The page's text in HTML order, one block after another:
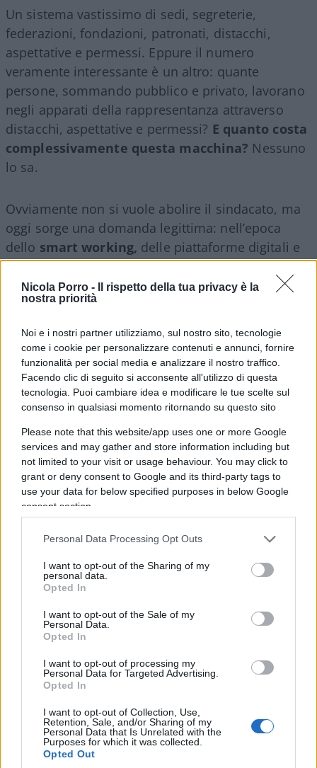
Nicola Porro -
Il rispetto della tua privacy è la
nostra priorità
Noi e i nostri partner utilizziamo, sul nostro sito, tecnologie
come i cookie per personalizzare contenuti e annunci, fornire
funzionalità per social media e analizzare il nostro traffico.
Facendo clic di seguito si acconsente all'utilizzo di questa
tecnologia. Puoi cambiare idea e modificare le tue scelte sul
consenso in qualsiasi momento ritornando su questo sito
Please note that this website/app uses one or more Google
services and may gather and store information including but
not limited to your visit or usage behaviour. You may click to
grant or deny consent to Google and its third-party tags to
use your data for below specified purposes in below Google
consent section.
Personal Data Processing Opt Outs
I want to opt-out of the Sharing of my
personal data.
Opted In
I want to opt-out of the Sale of my
Personal Data.
Opted In
I want to opt-out of processing my
Personal Data for Targeted Advertising.
Opted In
I want to opt-out of Collection, Use,
Retention, Sale, and/or Sharing of my
Personal Data that Is Unrelated with the
Purposes for which it was collected.
Opted Out
Un sistema vastissimo di sedi, segreterie,
federazioni, fondazioni, patronati, distacchi,
aspettative e permessi. Eppure il numero
veramente interessante è un altro: quante
persone, sommando pubblico e privato, lavorano
negli apparati della rappresentanza attraverso
distacchi, aspettative e permessi? E quanto costa
complessivamente questa macchina? Nessuno
lo sa.
Ovviamente non si vuole abolire il sindacato, ma
oggi sorge una domanda legittima: nell’epoca
dello smart working, delle piattaforme digitali e
di un mercato del lavoro completamente
trasformato, quanto dell’apparato costruito nel
Novecento serve ancora a rappresentare il
soprattutto l’apparato stesso?
È un interrogativo che potrebbe incuriosire
Calderone, che gode della stima e dell’amicizia
della premier Giorgia Meloni. Per diciassette anni,
dal 2005 al 2022, Calderone ha presieduto il
Consiglio nazionale dell’Ordine dei Consulenti del
dell’Ordine è arrivato suo marito,Rosario De